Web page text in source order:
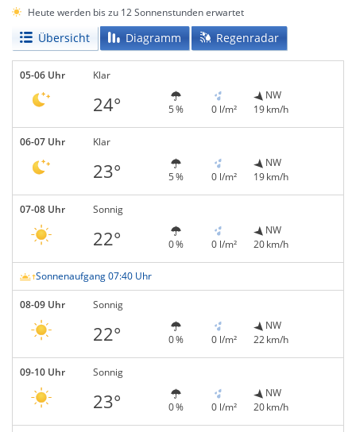
Heute werden bis zu 12 Sonnenstunden erwartet
Übersicht Diagramm Regenradar
05-06 Uhr Klar
24° 5 % 0 l/m²
NW
19 km/h
06-07 Uhr Klar
23° 5 % 0 l/m²
NW
19 km/h
07-08 Uhr Sonnig
22° 0 % 0 l/m²
NW
20 km/h
Sonnenaufgang 07:40 Uhr
08-09 Uhr Sonnig
22° 0 % 0 l/m²
NW
22 km/h
09-10 Uhr Sonnig
23° 0 % 0 l/m²
NW
20 km/h